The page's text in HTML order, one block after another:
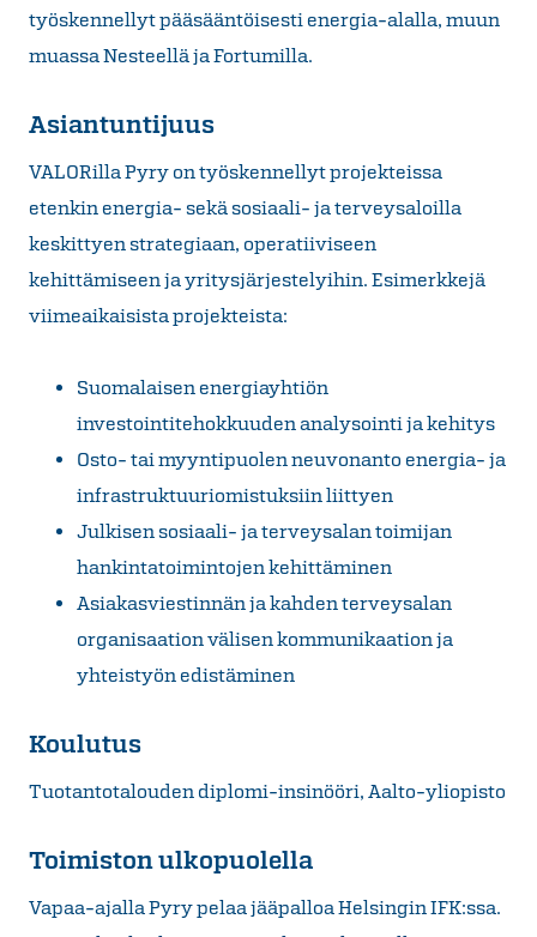
työskennellyt pääsääntöisesti energia-alalla, muun
muassa Nesteellä ja Fortumilla.
Asiantuntijuus
VALORilla Pyry on työskennellyt projekteissa
etenkin energia- sekä sosiaali- ja terveysaloilla
keskittyen strategiaan, operatiiviseen
kehittämiseen ja yritysjärjestelyihin. Esimerkkejä
viimeaikaisista projekteista:
Suomalaisen energiayhtiön
investointitehokkuuden analysointi ja kehitys
Osto- tai myyntipuolen neuvonanto energia- ja
infrastruktuuriomistuksiin liittyen
Julkisen sosiaali- ja terveysalan toimijan
hankintatoimintojen kehittäminen
Asiakasviestinnän ja kahden terveysalan
organisaation välisen kommunikaation ja
yhteistyön edistäminen
Koulutus
Tuotantotalouden diplomi-insinööri, Aalto-yliopisto
Toimiston ulkopuolella
Vapaa-ajalla Pyry pelaa jääpalloa Helsingin IFK:ssa.